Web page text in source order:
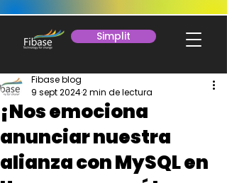
Simplit
¡Nos emociona
anunciar nuestra
alianza con MySQL en
Fibase blog
9 sept 20242 min de lectura